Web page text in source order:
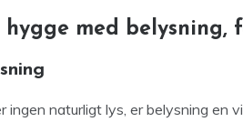
med belysning,
naturligt lys, er belysning en